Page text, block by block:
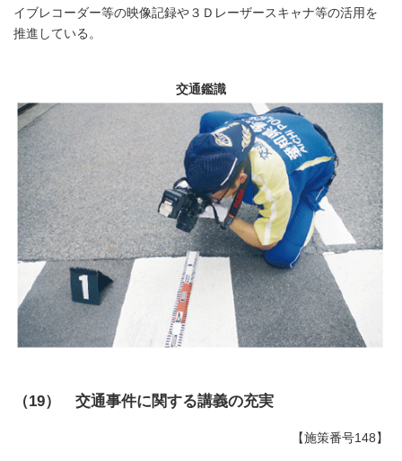
イブレコーダー等の映像記録や３Ｄレーザースキャナ等の活用を
推進している。
交通鑑識
（19） 交通事件に関する講義の充実
【施策番号148】